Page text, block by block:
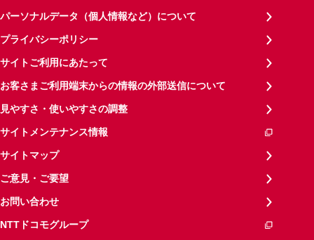
パーソナルデータ（個人情報など）について
プライバシーポリシー
サイトご利用にあたって
お客さまご利用端末からの情報の外部送信について
見やすさ・使いやすさの調整
サイトメンテナンス情報
サイトマップ
ご意見・ご要望
お問い合わせ
NTTドコモグループ